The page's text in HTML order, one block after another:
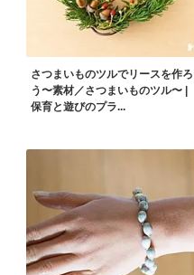
さつまいものツルでリースを作ろ
う〜素材／さつまいものツル〜 |
保育と遊びのプラ...